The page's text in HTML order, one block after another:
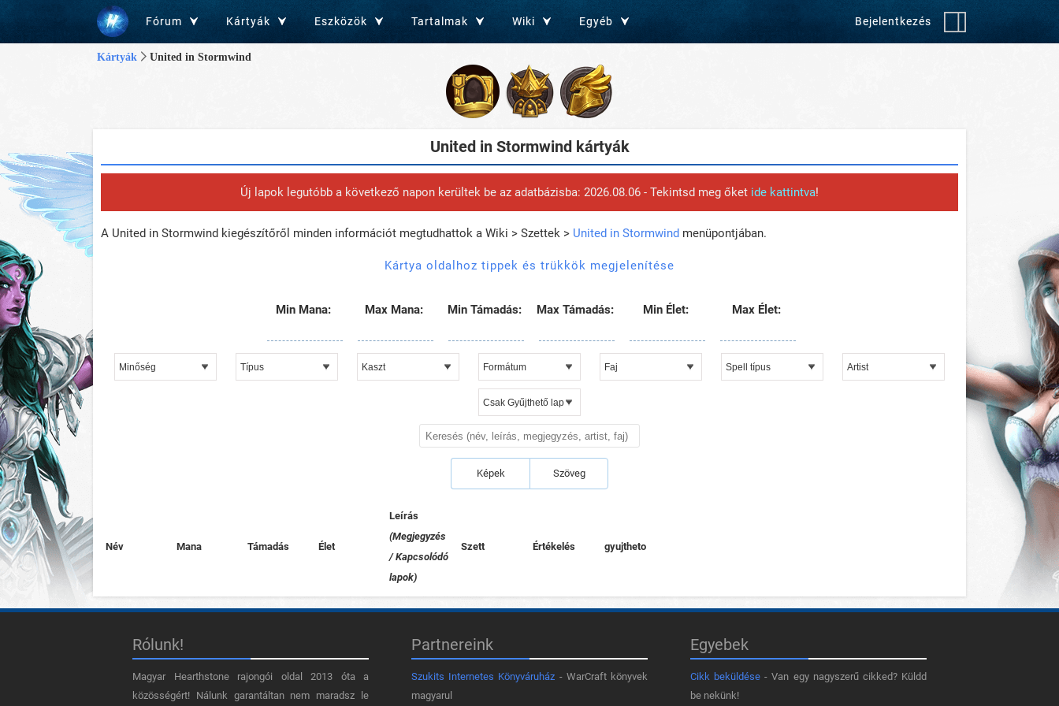
Fórum Kártyák Eszközök Tartalmak Wiki Egyéb Bejelentkezés
Kártyák United in Stormwind
United in Stormwind kártyák
Új lapok legutóbb a következő napon kerültek be az adatbázisba: 2026.08.06 - Tekintsd meg őket ide kattintva!
A United in Stormwind kiegészítőről minden információt megtudhattok a Wiki > Szettek > United in Stormwind menüpontjában.
Kártya oldalhoz tippek és trükkök megjelenítése
Min Mana: Max Mana: Min Támadás: Max Támadás: Min Élet: Max Élet:
Képek Szöveg
Név Mana Támadás Élet
Leírás
(Megjegyzés
/ Kapcsolódó
lapok)
Szett Értékelés gyujtheto
Rólunk!
Magyar Hearthstone​ rajongói oldal 2013 óta a
közösségért! Nálunk garantáltan nem maradsz le
Partnereink
Szukits Internetes Könyváruház - WarCraft könyvek
magyarul
Egyebek
Cikk beküldése - Van egy nagyszerű cikked? Küldd
be nekünk!